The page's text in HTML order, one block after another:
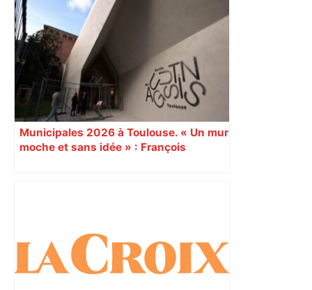
Municipales 2026 à Toulouse. « Un mur
moche et sans idée » : François